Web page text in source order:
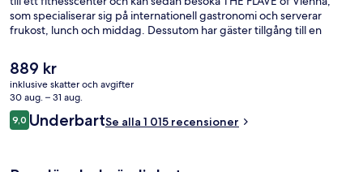
som specialiserar sig på internationell gastronomi och serverar
frukost, lunch och middag. Dessutom har gäster tillgång till en
uppskatta närheten till kollektivtrafik. Südtiroler Platz S-Bahn ligger
5 minuter bort och till Quartier Belvedere S-Bahn tar det inte mer än
5 minuter att gå.
Det
nuvarande
priset
är
889 kr
889 kr
inklusive skatter och avgifter
30 aug. – 31 aug.
Recensioner
9,09,0 av 10,
UnderbartSe alla 1 015 recensioner